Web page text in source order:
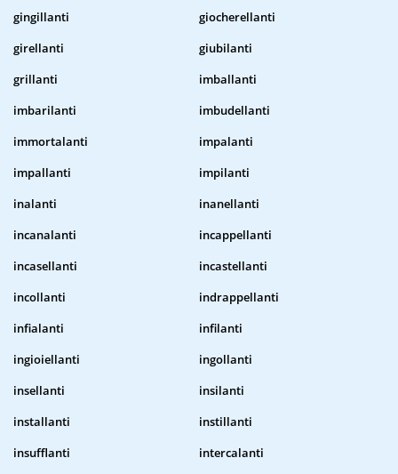
gingillanti
giocherellanti
girellanti
giubilanti
grillanti
imballanti
imbarilanti
imbudellanti
immortalanti
impalanti
impallanti
impilanti
inalanti
inanellanti
incanalanti
incappellanti
incasellanti
incastellanti
incollanti
indrappellanti
infialanti
infilanti
ingioiellanti
ingollanti
insellanti
insilanti
installanti
instillanti
insufflanti
intercalanti